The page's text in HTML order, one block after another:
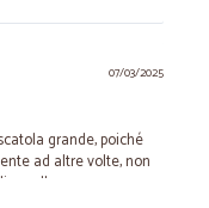
07/03/2025
grande, poiché
ad altre volte, non
nulla